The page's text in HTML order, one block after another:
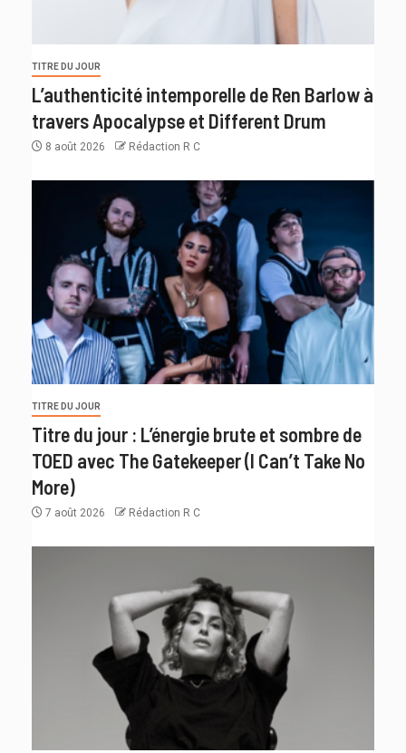
TITRE DU JOUR
L’authenticité intemporelle de Ren Barlow à
travers Apocalypse et Different Drum
8 août 2026 Rédaction R C
TITRE DU JOUR
Titre du jour : L’énergie brute et sombre de
TOED avec The Gatekeeper (I Can’t Take No
More)
7 août 2026 Rédaction R C